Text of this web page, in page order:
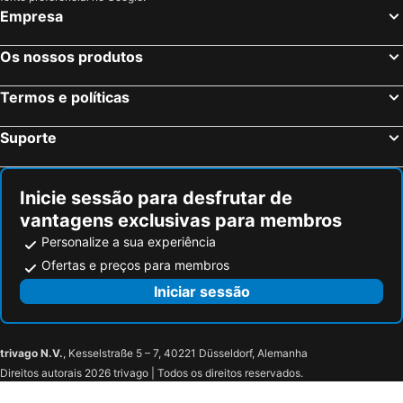
La Lastrilla, Castela e Leão Hotéis
Sevilha, Andaluzia Hotéis
Vigo, Galiza Hotéis
Sangenjo, Galiza Hotéis
Empresa
Os nossos produtos
Termos e políticas
Suporte
Inicie sessão para desfrutar de
vantagens exclusivas para membros
Personalize a sua experiência
Ofertas e preços para membros
Iniciar sessão
trivago N.V., Kesselstraße 5 – 7, 40221 Düsseldorf, Alemanha
Direitos autorais 2026 trivago | Todos os direitos reservados.